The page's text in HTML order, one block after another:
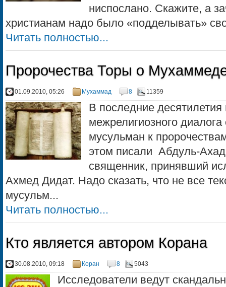
ниспослано. Скажите, а
христианам надо было «подделывать»
Читать полностью...
Пророчества Торы о
01.09.2010, 05:26 Мухаммад 8 11359
В последние
межрелигиозного
мусульман к
этом писали Абдуль-
священник, принявший
Ахмед Дидат. Надо сказать, что не все
мусульм...
Читать полностью...
Кто является автором Корана
30.08.2010, 09:18 Коран 8 5043
Исследователи ведут